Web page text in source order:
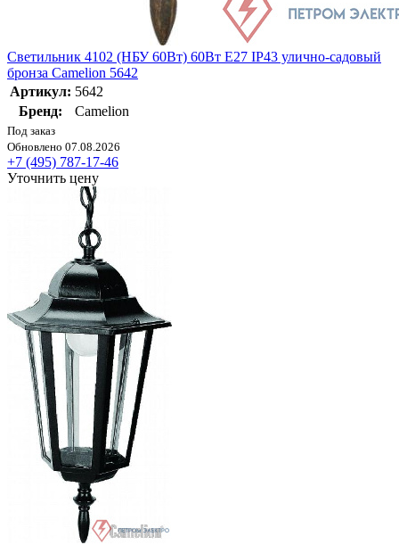
Светильник 4102 (НБУ 60Вт) 60Вт E27 IP43 улично-садовый
бронза Camelion 5642
Артикул: 5642
Бренд:
Camelion
Под заказ
Обновлено 07.08.2026
+7 (495) 787-17-46
Уточнить цену